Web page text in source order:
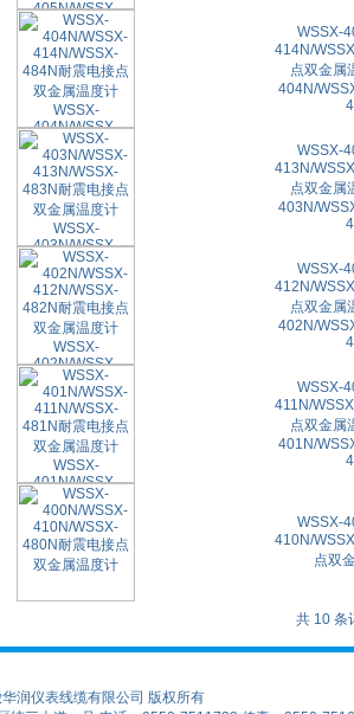
WSSX-
414N/
点双金属
404N/
WSSX-
413N/
点双金属
403N/
WSSX-
412N/
点双金属
402N/
WSSX-
411N/
点双金属
401N/
WSSX-
410N/
点双
共 10 条
润仪表线缆有限公司 版权所有